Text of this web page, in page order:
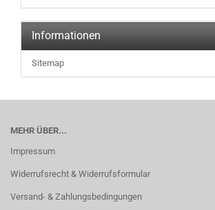
Informationen
Sitemap
MEHR ÜBER...
Impressum
Widerrufsrecht & Widerrufsformular
Versand- & Zahlungsbedingungen